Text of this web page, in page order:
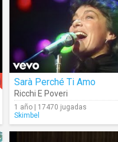
Sarà Perché Ti Amo
Ricchi E Poveri
1 año | 17470 jugadas
Skimbel